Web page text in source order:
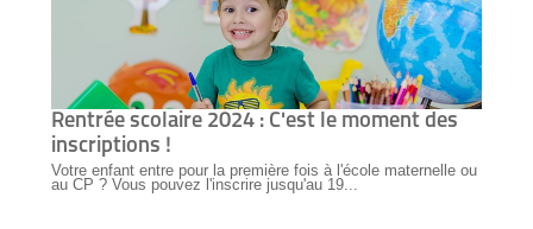
Rentrée scolaire 2024 : C'est le moment des
inscriptions !
Votre enfant entre pour la première fois à l'école maternelle ou
au CP ? Vous pouvez l'inscrire jusqu'au 19...